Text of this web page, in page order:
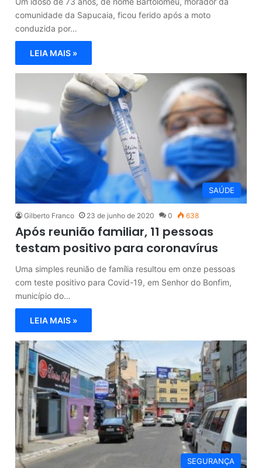
comunidade da Sapucaia, ficou ferido após a moto
conduzida por…
LEIA MAIS »
SAÚDE
Gilberto Franco 23 de junho de 2020 0 638
Após reunião familiar, 11 pessoas
testam positivo para coronavírus
Uma simples reunião de família resultou em onze pessoas
com teste positivo para Covid-19, em Senhor do Bonfim,
município do…
LEIA MAIS »
SEGURANÇA